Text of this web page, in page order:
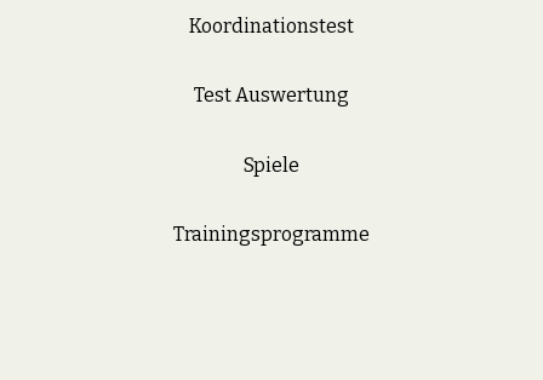
Koordinationstest
Test Auswertung
Spiele
Trainingsprogramme